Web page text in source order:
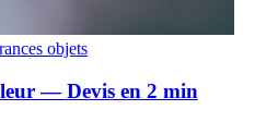
objets
— Devis en 2 min